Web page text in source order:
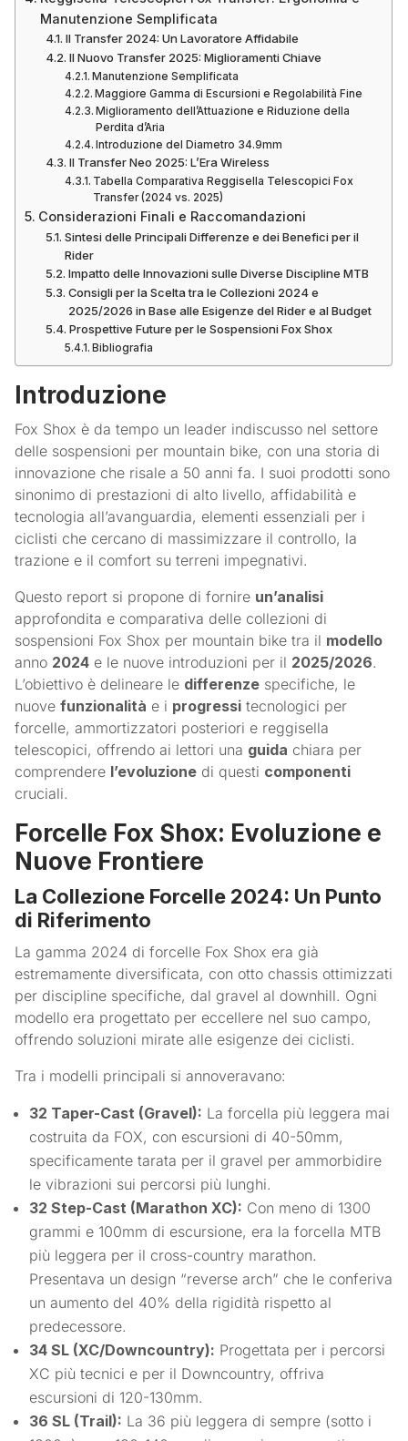
Manutenzione Semplificata
Il Transfer 2024: Un Lavoratore Affidabile
Il Nuovo Transfer 2025: Miglioramenti Chiave
Manutenzione Semplificata
Maggiore Gamma di Escursioni e Regolabilità Fine
Miglioramento dell’Attuazione e Riduzione della
Perdita d’Aria
Introduzione del Diametro 34.9mm
Il Transfer Neo 2025: L’Era Wireless
Tabella Comparativa Reggisella Telescopici Fox
Transfer (2024 vs. 2025)
Considerazioni Finali e Raccomandazioni
Sintesi delle Principali Differenze e dei Benefici per il
Rider
Impatto delle Innovazioni sulle Diverse Discipline MTB
Consigli per la Scelta tra le Collezioni 2024 e
2025/2026 in Base alle Esigenze del Rider e al Budget
Prospettive Future per le Sospensioni Fox Shox
Bibliografia
Introduzione
Fox Shox è da tempo un leader indiscusso nel settore
delle sospensioni per mountain bike, con una storia di
innovazione che risale a 50 anni fa. I suoi prodotti sono
sinonimo di prestazioni di alto livello, affidabilità e
tecnologia all’avanguardia, elementi essenziali per i
ciclisti che cercano di massimizzare il controllo, la
trazione e il comfort su terreni impegnativi.
Questo report si propone di fornire un’analisi
approfondita e comparativa delle collezioni di
sospensioni Fox Shox per mountain bike tra il modello
anno 2024 e le nuove introduzioni per il 2025/2026.
L’obiettivo è delineare le differenze specifiche, le
nuovefunzionalità e i progressi tecnologici per
forcelle, ammortizzatori posteriori e reggisella
telescopici, offrendo ai lettori una guida chiara per
comprendere l’evoluzione di questi componenti
cruciali.
Forcelle Fox Shox: Evoluzione e
Nuove Frontiere
La Collezione Forcelle 2024: Un Punto
di Riferimento
La gamma 2024 di forcelle Fox Shox era già
estremamente diversificata, con otto chassis ottimizzati
per discipline specifiche, dal gravel al downhill. Ogni
modello era progettato per eccellere nel suo campo,
offrendo soluzioni mirate alle esigenze dei ciclisti.
Tra i modelli principali si annoveravano:
32 Taper-Cast (Gravel): La forcella più leggera mai
costruita da FOX, con escursioni di 40-50mm,
specificamente tarata per il gravel per ammorbidire
le vibrazioni sui percorsi più lunghi.
32 Step-Cast (Marathon XC): Con meno di 1300
grammi e 100mm di escursione, era la forcella MTB
più leggera per il cross-country marathon.
Presentava un design “reverse arch” che le conferiva
un aumento del 40% della rigidità rispetto al
predecessore.
34 SL (XC/Downcountry): Progettata per i percorsi
XC più tecnici e per il Downcountry, offriva
escursioni di 120-130mm.
36 SL (Trail): La 36 più leggera di sempre (sotto i